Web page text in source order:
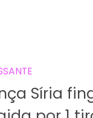
Síria